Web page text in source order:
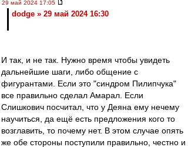
29 май 2024 17:05
dodge » 29 май 2024 16:30
И так, и не так. Нужно время чтобы увидеть
дальнейшие шаги, либо общение с
фигурантами. Если это "синдром Пилипчука"
все правильно сделал Амарал. Если
Слишкович посчитал, что у Деяна ему нечему
научиться, да ещё есть предложения кого то
возглавить, то почему нет. В этом случае опять
же обе стороны поступили правильно, честно и